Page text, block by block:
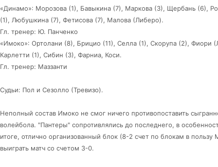
«Динамо»: Морозова (1), Бавыкина (7), Маркова (3), Щербань (6),
(1), Любушкина (7), Фетисова (7), Малова (Либеро).
Гл. тренер: Ю. Панченко
«Имоко»: Ортолани (8), Брицио (11), Селла (1), Скорупа (2), Фиори
Карлетти (1), Сибин (3), Фарниа, Коси.
Гл. тренер: Маззанти
Судьи: Пол и Сезолло (Тревизо).
Неполный состав Имоко не смог ничего противопоставить
волейбола. "Пантеры" сопротивлялись до последнего, в
итоге, отлично организованный блок (8-2 счет по блокам в
выиграть матч со счетом 3-0.